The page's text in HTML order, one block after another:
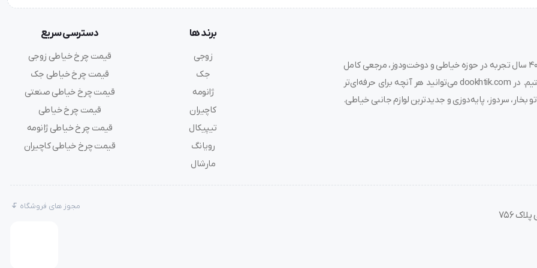
است.
است.
به دوختیک خوش آمدید! 🌟 ما در فروشگاه چرخ خیاطی دوختیک، با بیش از ۴۰ سال تجربه در حوزه خیاطی و دوخت‌ودوز، مرجعی کامل
برای خرید چرخ خیاطی، قیمت چرخ خیاطی، لوازم جانبی و قطعات مرتبط هستیم. در dookhtik.com می‌توانید هر آنچه برای حرفه‌ای‌تر
بخار، سردوز، پایه‌دوزی و جدیدترین لوازم جانبی خیاطی.
برند ها
زوجی
جک
ژانومه
کاچیران
تیپیکال
رویانگ
مارشال
دسترسی سریع
قیمت چرخ خیاطی زوجی
قیمت چرخ خیاطی جک
قیمت چرخ خیاطی صنعتی
قیمت چرخ خیاطی
قیمت چرخ خیاطی ژانومه
قیمت چرخ خیاطی کاچیران
756
مجوز های فروشگاه